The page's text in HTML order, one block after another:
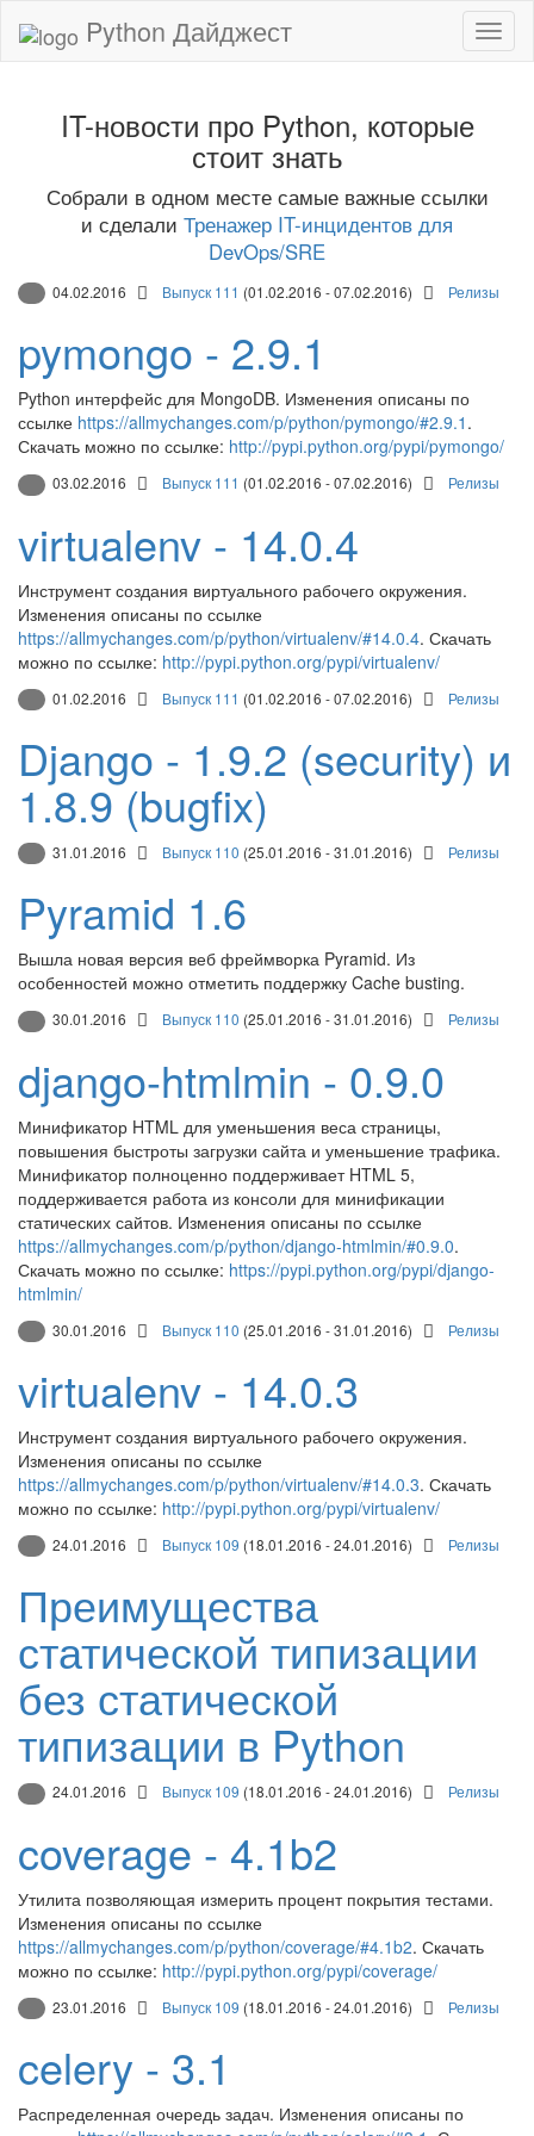
Python Дайджест
IT-новости про Python, которые
стоит знать
Собрали в одном месте самые важные ссылки
и сделали Тренажер IT-инцидентов для
DevOps/SRE
04.02.2016 Выпуск 111 (01.02.2016 - 07.02.2016) Релизы
pymongo - 2.9.1
Python интерфейс для MongoDB. Изменения описаны по
ссылке https://allmychanges.com/p/python/pymongo/#2.9.1 .
Скачать можно по ссылке: http://pypi.python.org/pypi/pymongo/
03.02.2016 Выпуск 111 (01.02.2016 - 07.02.2016) Релизы
virtualenv - 14.0.4
Инструмент создания виртуального рабочего окружения.
Изменения описаны по ссылке
https://allmychanges.com/p/python/virtualenv/#14.0.4. Скачать
можно по ссылке: http://pypi.python.org/pypi/virtualenv/
01.02.2016 Выпуск 111 (01.02.2016 - 07.02.2016) Релизы
Django - 1.9.2 (security) и
1.8.9 (bugfix)
31.01.2016 Выпуск 110 (25.01.2016 - 31.01.2016) Релизы
Pyramid 1.6
Вышла новая версия веб фреймворка Pyramid. Из
особенностей можно отметить поддержку Cache busting.
30.01.2016 Выпуск 110 (25.01.2016 - 31.01.2016) Релизы
django-htmlmin - 0.9.0
Минификатор HTML для уменьшения веса страницы,
повышения быстроты загрузки сайта и уменьшение трафика.
Минификатор полноценно поддерживает HTML 5,
поддерживается работа из консоли для минификации
статических сайтов. Изменения описаны по ссылке
https://allmychanges.com/p/python/django-htmlmin/#0.9.0.
Скачать можно по ссылке: https://pypi.python.org/pypi/django-
htmlmin/
30.01.2016 Выпуск 110 (25.01.2016 - 31.01.2016) Релизы
virtualenv - 14.0.3
Инструмент создания виртуального рабочего окружения.
Изменения описаны по ссылке
https://allmychanges.com/p/python/virtualenv/#14.0.3. Скачать
можно по ссылке: http://pypi.python.org/pypi/virtualenv/
24.01.2016 Выпуск 109 (18.01.2016 - 24.01.2016) Релизы
Преимущества
статической типизации
без статической
типизации в Python
24.01.2016 Выпуск 109 (18.01.2016 - 24.01.2016) Релизы
coverage - 4.1b2
Утилита позволяющая измерить процент покрытия тестами.
Изменения описаны по ссылке
https://allmychanges.com/p/python/coverage/#4.1b2. Скачать
можно по ссылке: http://pypi.python.org/pypi/coverage/
23.01.2016 Выпуск 109 (18.01.2016 - 24.01.2016) Релизы
celery - 3.1
Распределенная очередь задач. Изменения описаны по